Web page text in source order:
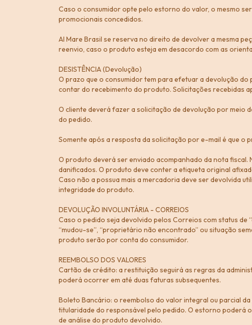
Caso o consumidor opte pelo estorno do valor, o mesmo
promocionais concedidos.
Al Mare Brasil se reserva no direito de devolver a mesma
reenvio, caso o produto esteja em desacordo com as
DESISTÊNCIA (Devolução)
O prazo que o consumidor tem para efetuar a devolução
contar do recebimento do produto. Solicitações recebidas
O cliente deverá fazer a solicitação de devolução por meio
do pedido.
Somente após a resposta da solicitação por e-mail é que o
O produto deverá ser enviado acompanhado da nota
danificados. O produto deve conter a etiqueta original
Caso não a possua mais a mercadoria deve ser devolvida
integridade do produto.
DEVOLUÇÃO INVOLUNTÁRIA - CORREIOS
Caso o pedido seja devolvido pelos Correios com status de
“mudou-se”, “proprietário não encontrado” ou situação
produto serão por conta do consumidor.
REEMBOLSO DOS VALORES
Cartão de crédito: a restituição seguirá as regras da
poderá ocorrer em até duas faturas subsequentes.
Boleto Bancário: o reembolso do valor integral ou parcial
titularidade do responsável pelo pedido. O estorno poderá
de análise do produto devolvido.